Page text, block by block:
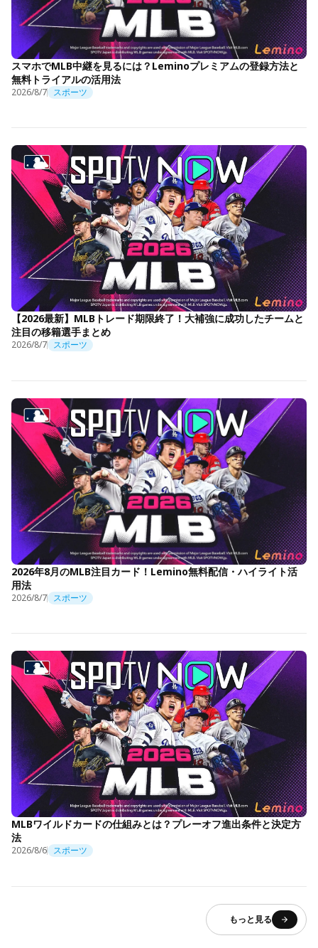
スマホでMLB中継を見るには？Leminoプレミアムの登録方法と
無料トライアルの活用法
2026/8/7 スポーツ
【2026最新】MLBトレード期限終了！大補強に成功したチームと
注目の移籍選手まとめ
2026/8/7 スポーツ
2026年8月のMLB注目カード！Lemino無料配信・ハイライト活
用法
2026/8/7 スポーツ
MLBワイルドカードの仕組みとは？プレーオフ進出条件と決定方
法
2026/8/6 スポーツ
もっと見る